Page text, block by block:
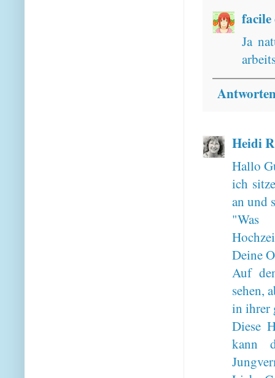
facile
Ja
Heidi
Hallo
ich
an und
Deine
Auf
sehen,
in ihrer
Diese
kann